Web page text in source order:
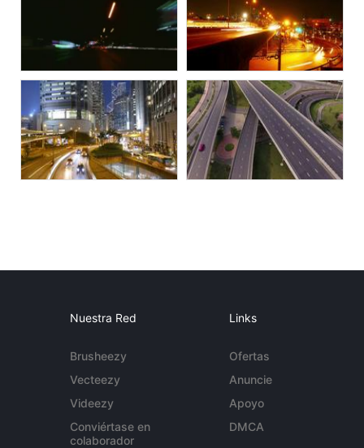
Nuestra Red
Brusheezy
Vecteezy
Videezy
Conviértase en
colaborador
Links
Ofertas
Anuncie
Apoyo
DMCA